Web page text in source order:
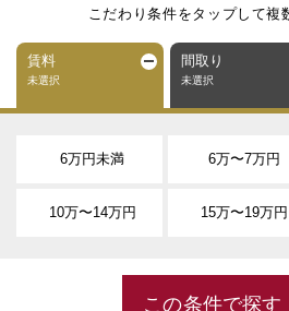
こだわり条件をタップして複
賃料
未選択
間取り
未選択
6万円未満 6万〜7万円
10万〜14万円 15万〜19万円
この条件で探す